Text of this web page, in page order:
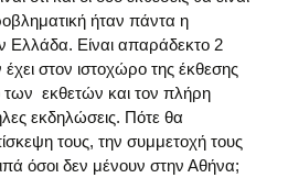
ήταν πάντα η
Ελλάδα. Είναι απαράδεκτο 2
στον ιστοχώρο της έκθεσης
εκθετών και τον πλήρη
εκδηλώσεις. Πότε θα
τους, την συμμετοχή τους
όσοι δεν μένουν στην Αθήνα;